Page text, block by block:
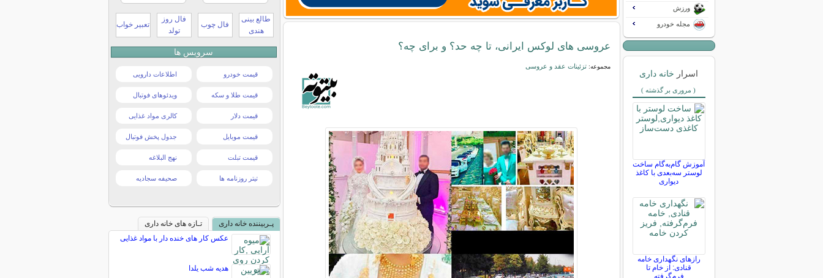
عروسی های لوکس ایرانی، تا چه حد؟ و برای چه؟
مجموعه:تزئینات عقد و عروسی
ورزش
مجله خودرو
اسرار خانه داری
( مروری بر گذشته )
آموزش گام‌به‌گام ساخت
لوستر سه‌بعدی با کاغذ
دیواری
رازهای نگهداری خامه
قنادی: از خام تا
فرم‌گرفته
طالع بینی
هندی
فال چوب
فال روز
تولد
تعبیر خواب
سرویس ها
قیمت خودرو اطلاعات دارویی
قیمت طلا و سکه ویدئوهای فوتبال
قیمت دلار کالری مواد غذایی
قیمت موبایل جدول پخش فوتبال
قیمت تبلت نهج البلاغه
تیتر روزنامه ها صحیفه سجادیه
پـربیننده خانه داری
تـازه های خانه داری
عکس کار های خنده دار با مواد غذایی
هدیه شب یلدا